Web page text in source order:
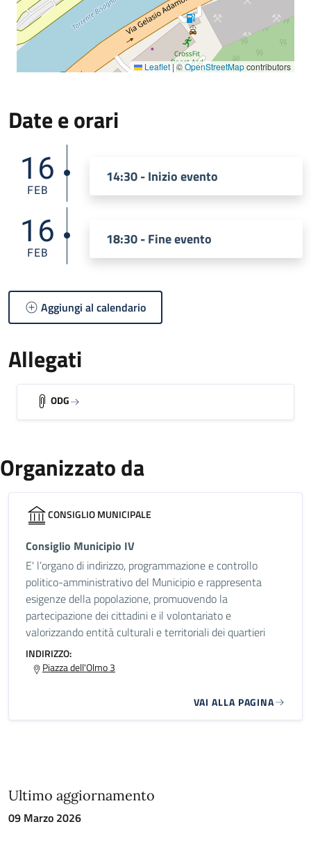
Leaflet|©OpenStreetMapcontributors
Date e orari
16
FEB
14:30 - Inizio evento
16
FEB
18:30 - Fine evento
Aggiungi al calendario
Allegati
ODG
Organizzato da
CONSIGLIO MUNICIPALE
Consiglio Municipio IV
E' l’organo di indirizzo, programmazione e controllo
politico-amministrativo del Municipio e rappresenta
esigenze della popolazione, promuovendo la
partecipazione dei cittadini e il volontariato e
valorizzando entità culturali e territoriali dei quartieri
INDIRIZZO:
Piazza dell'Olmo 3
VAI ALLA PAGINA
Ultimo aggiornamento
09 Marzo 2026